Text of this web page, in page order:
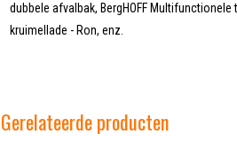
dubbele afvalbak, BergHOFF
kruimellade - Ron, enz.
Gerelateerde producten